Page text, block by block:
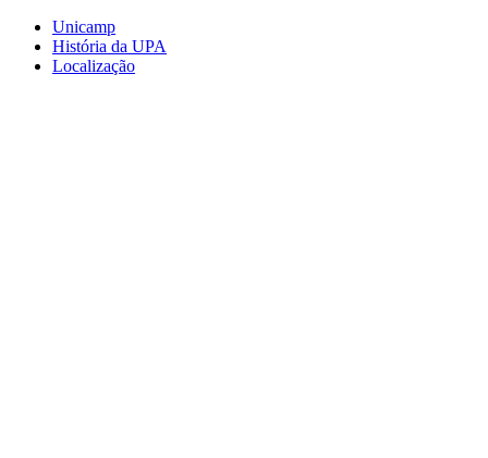
Conteúdo principal
Unicamp
História da UPA
Localização